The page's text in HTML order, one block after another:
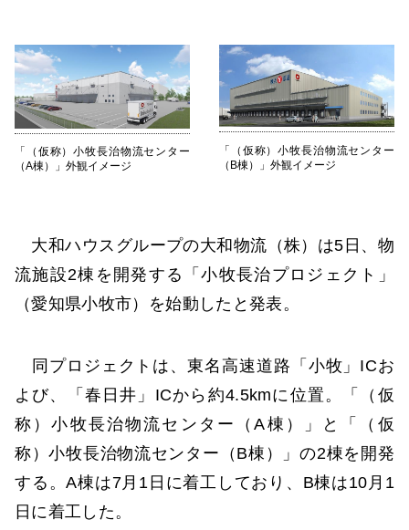
「（仮称）小牧長治物流センター
（A棟）」外観イメージ
「（仮称）小牧長治物流センター
（B棟）」外観イメージ
大和ハウスグループの大和物流（株）は5日、物
流施設2棟を開発する「小牧長治プロジェクト」
（愛知県小牧市）を始動したと発表。
同プロジェクトは、東名高速道路「小牧」ICお
よび、「春日井」ICから約4.5kmに位置。「（仮
称）小牧長治物流センター（A棟）」と「（仮
称）小牧長治物流センター（B棟）」の2棟を開発
する。A棟は7月1日に着工しており、B棟は10月1
日に着工した。